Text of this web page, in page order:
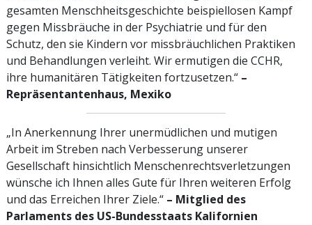
gesamten Menschheitsgeschichte beispiellosen Kampf
gegen Missbräuche in der Psychiatrie und für den
Schutz, den sie Kindern vor missbräuchlichen Praktiken
und Behandlungen verleiht. Wir ermutigen die CCHR,
ihre humanitären Tätigkeiten fortzusetzen.“ –
Repräsentantenhaus, Mexiko
„In Anerkennung Ihrer unermüdlichen und mutigen
Arbeit im Streben nach Verbesserung unserer
Gesellschaft hinsichtlich Menschenrechts­verletzungen
wünsche ich Ihnen alles Gute für Ihren weiteren Erfolg
und das Erreichen Ihrer Ziele.“ – Mitglied des
Parlaments des US-Bundesstaats Kalifornien